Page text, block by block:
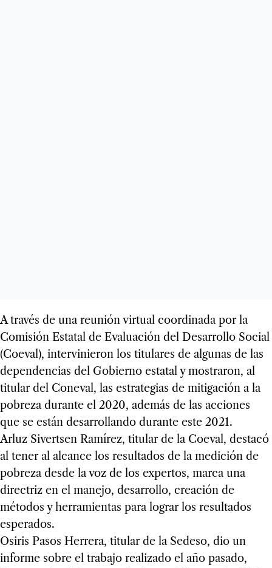
A través de una reunión virtual coordinada por la
Comisión Estatal de Evaluación del Desarrollo Social
(Coeval), intervinieron los titulares de algunas de las
dependencias del Gobierno estatal y mostraron, al
titular del Coneval, las estrategias de mitigación a la
pobreza durante el 2020, además de las acciones
que se están desarrollando durante este 2021.
Arluz Sivertsen Ramírez, titular de la Coeval, destacó
al tener al alcance los resultados de la medición de
pobreza desde la voz de los expertos, marca una
directriz en el manejo, desarrollo, creación de
métodos y herramientas para lograr los resultados
esperados.
Osiris Pasos Herrera, titular de la Sedeso, dio un
informe sobre el trabajo realizado el año pasado,